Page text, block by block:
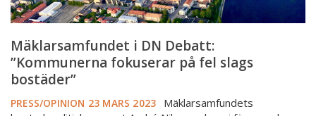
Mäklarsamfundet i DN Debatt:
”Kommunerna fokuserar på fel slags
bostäder”
PRESS/OPINION 23 MARS 2023
Mäklarsamfundets